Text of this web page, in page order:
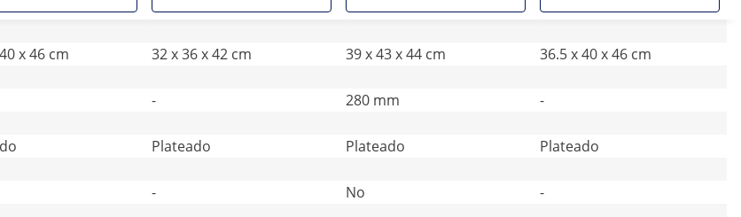
x 46 cm 32 x 36 x 42 cm 39 x 43 x 44 cm
36.5 x 40 x 46 cm
- 280 mm
-
Plateado Plateado
Plateado
- No
-